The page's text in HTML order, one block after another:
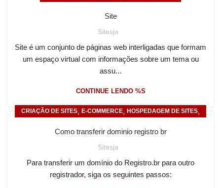
Site
Sitesja
Site é um conjunto de páginas web interligadas que formam
um espaço virtual com informações sobre um tema ou
assu...
CONTINUE LENDO %S
CRIAÇÃO DE SITES, E-COMMERCE, HOSPEDAGEM DE SITES,
Como transferir dominio registro br
Sitesja
Para transferir um domínio do Registro.br para outro
registrador, siga os seguintes passos: